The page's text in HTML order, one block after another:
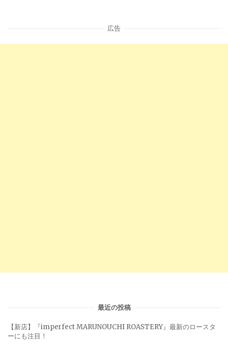
広告
最近の投稿
【新店】『imperfect MARUNOUCHI ROASTERY』最新のロースタ
ーにも注目！